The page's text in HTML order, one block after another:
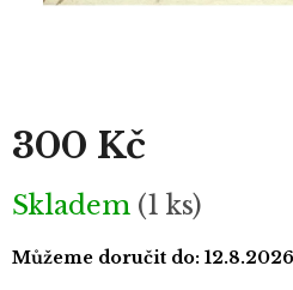
300 Kč
Měrná
cena:
Skladem (1 ks)
Můžeme doručit do: 12.8.2026